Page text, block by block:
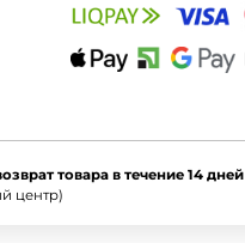
товара в течение 14 дней
центр)